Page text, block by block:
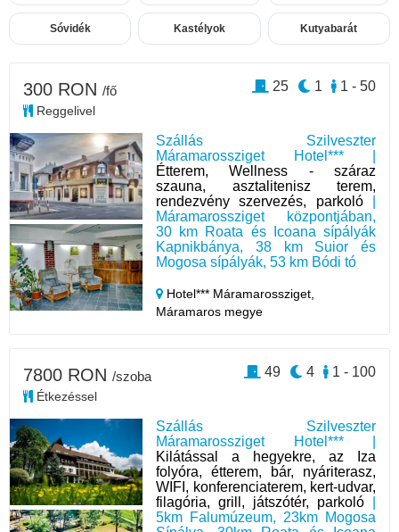
Sóvidék Kastélyok Kutyabarát
Szállás Szilveszter
Máramarossziget Hotel*** |
Étterem, Wellness - száraz
szauna, asztalitenisz terem,
rendezvény szervezés, parkoló|
Máramarossziget központjában,
30 km Roata és Icoana sípályák
Kapnikbánya, 38 km Suior és
Mogosa sípályák, 53 km Bódi tó
Hotel*** Máramarossziget,
Máramaros megye
300 RON /fő
Reggelivel
1 - 50
1
25
Szállás Szilveszter
Máramarossziget Hotel*** |
Kilátással a hegyekre, az Iza
folyóra, étterem, bár, nyáriterasz,
WIFI, konferenciaterem, kert-udvar,
filagória, grill, játszótér, parkoló
5km Falumúzeum, 23km Mogosa
7800 RON /szoba
Étkezéssel
1 - 100
4
49